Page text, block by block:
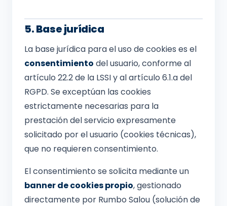
5. Base jurídica
La base jurídica para el uso de cookies es el
consentimiento del usuario, conforme al
artículo 22.2 de la LSSI y al artículo 6.1.a del
RGPD. Se exceptúan las cookies
estrictamente necesarias para la
prestación del servicio expresamente
solicitado por el usuario (cookies técnicas),
que no requieren consentimiento.
El consentimiento se solicita mediante un
banner de cookies propio, gestionado
directamente por Rumbo Salou (solución de